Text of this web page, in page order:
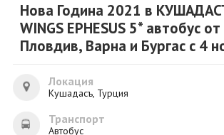
КРУИЗИ
ЕКЗОТИКА
ЕКСКУРЗИИ
ОЩЕ
Нова Година 2021 в
WINGS EPHESUS 5* автобус
Пловдив, Варна и Бургас с 4
Локация
Кушадасъ, Турция
Транспорт
Автобус